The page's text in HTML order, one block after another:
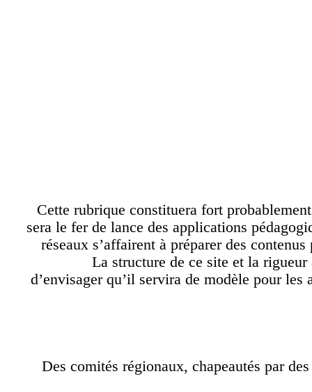
Cette rubrique constituera fort
sera le fer de lance des applications
réseaux s’affairent à préparer des
La structure de ce site et la
d’envisager qu’il servira de modèle pour
Des comités régionaux, chapeautés par